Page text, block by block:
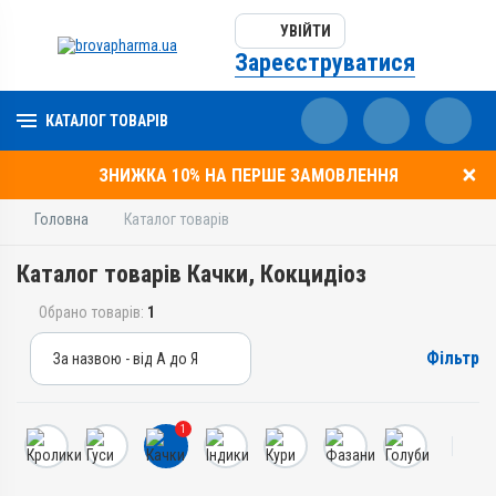
УВІЙТИ
Зареєструватися
КАТАЛОГ ТОВАРІВ
ЗНИЖКА 10% НА ПЕРШЕ ЗАМОВЛЕННЯ
Головна Каталог товарів
Каталог товарів Качки, Кокцидіоз
Обрано товарів: 1
За назвою - від А до Я
За ціною – від дорогих
Фільтр
1